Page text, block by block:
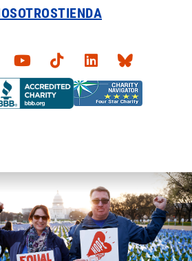
TIENDA
YouTubeTikTokLinkedInBluesky